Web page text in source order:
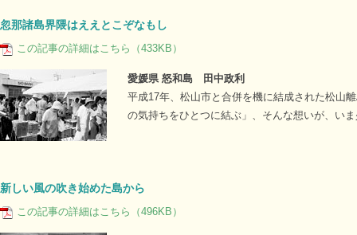
忽那諸島界隈はええとこぞなもし
この記事の詳細はこちら（433KB）
愛媛県 怒和島 田中政利
平成17年、松山市と合併を機に結成された松山
の気持ちをひとつに結ぶ」、そんな想いが、い
新しい風の吹き始めた島から
この記事の詳細はこちら（496KB）